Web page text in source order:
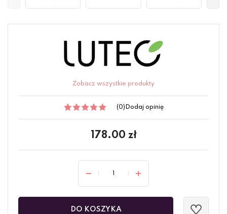
Zobacz wszystkie produkty
(0) Dodaj opinię
178.00 zł
DO KOSZYKA